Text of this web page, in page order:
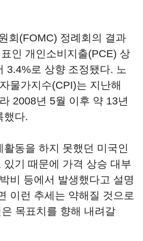
회(FOMC) 정례회의 결과
인 개인소비지출(PCE) 상
3.4%로 상향 조정됐다. 노
물가지수(CPI)는 지난해
2008년 5월 이후 약 13년
했다.
동을 하지 못했던 미국인
기 때문에 가격 상승 대부
비 등에서 발생했다고 설명
이런 추세는 약해질 것으로
목표치를 향해 내려갈